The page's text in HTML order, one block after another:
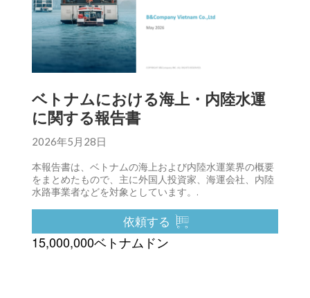
ベトナムにおける海上・内陸水運
に関する報告書
2026年5月28日
本報告書は、ベトナムの海上および内陸水運業界の概要
をまとめたもので、主に外国人投資家、海運会社、内陸
水路事業者などを対象としています。.
依頼する
15,000,000ベトナムドン